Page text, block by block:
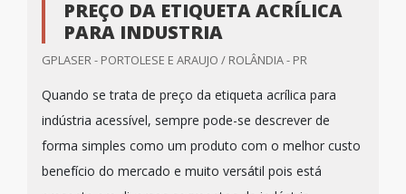
PREÇO DA ETIQUETA ACRÍLICA
PARA INDUSTRIA
GPLASER - PORTOLESE E ARAUJO / ROLÂNDIA - PR
Quando se trata de preço da etiqueta acrílica para
indústria acessível, sempre pode-se descrever de
forma simples como um produto com o melhor custo
benefício do mercado e muito versátil pois está